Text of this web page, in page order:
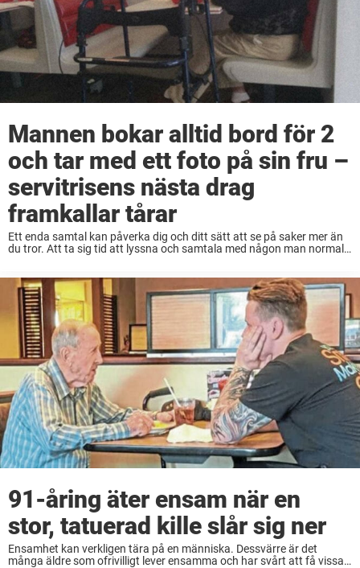
Mannen bokar alltid bord för 2
och tar med ett foto på sin fru –
servitrisens nästa drag
framkallar tårar
Ett enda samtal kan påverka dig och ditt sätt att se på saker mer än
du tror. Att ta sig tid att lyssna och samtala med någon man normalt
91-åring äter ensam när en
stor, tatuerad kille slår sig ner
Ensamhet kan verkligen tära på en människa. Dessvärre är det
många äldre som ofrivilligt lever ensamma och har svårt att få vissa